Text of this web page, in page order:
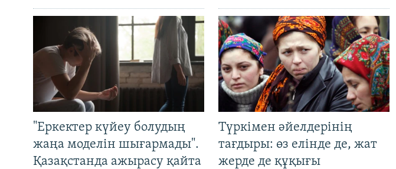
"Еркектер күйеу болудың
жаңа моделін шығармады".
Қазақстанда ажырасу қайта
Түркімен әйелдерінің
тағдыры: өз елінде де, жат
жерде де құқығы